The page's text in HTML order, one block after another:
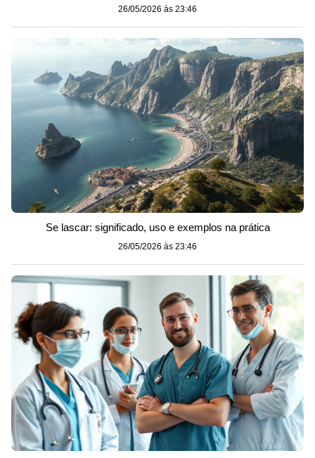
26/05/2026 às 23:46
Se lascar: significado, uso e exemplos na prática
26/05/2026 às 23:46